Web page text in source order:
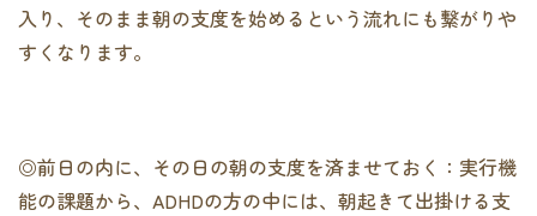
入り、そのまま朝の支度を始めるという流れにも繋がりや
すくなります。
◎前日の内に、その日の朝の支度を済ませておく：実行機
能の課題から、ADHDの方の中には、朝起きて出掛ける支